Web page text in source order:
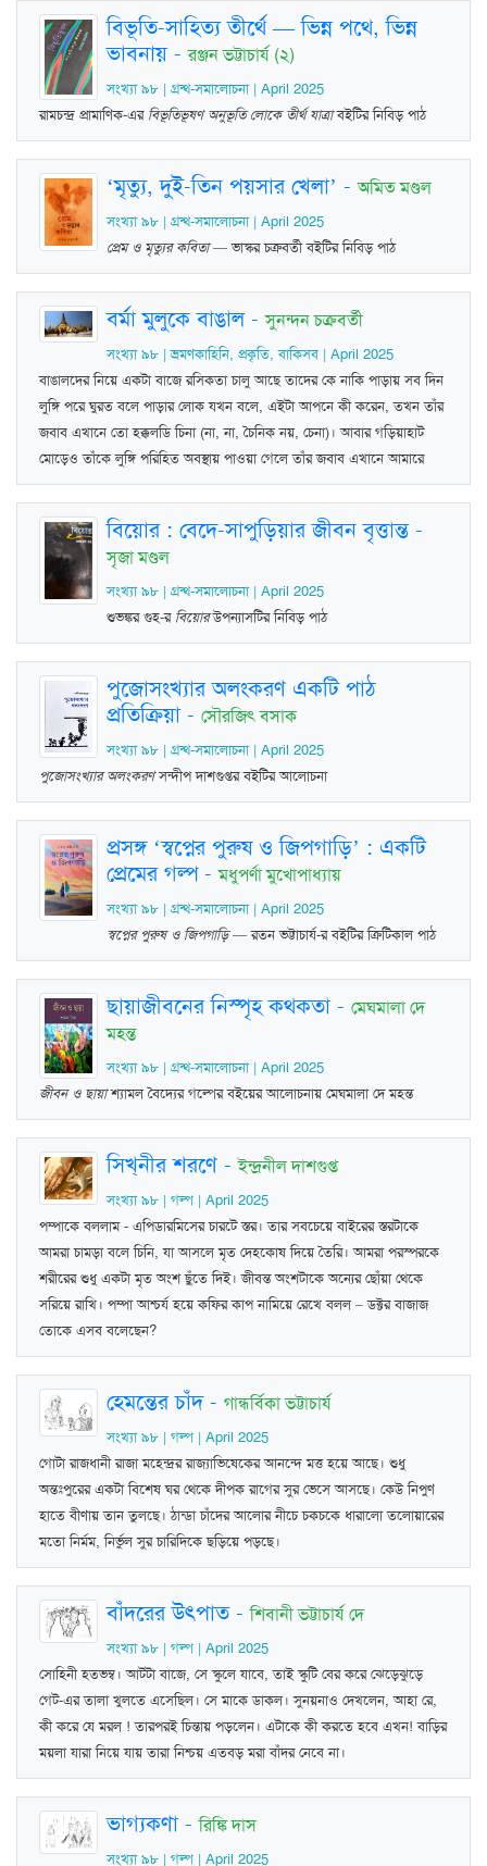
বিভূতি-সাহিত্য তীর্থে — ভিন্ন পথে, ভিন্ন
ভাবনায়-রঞ্জন ভট্টাচার্য (২)
সংখ্যা ৯৮ | গ্রন্থ-সমালোচনা | April 2025
রামচন্দ্র প্রামাণিক-এর বিভূতিভূষণ অনুভূতি লোকে তীর্থ যাত্রাবইটির নিবিড় পাঠ
‘মৃত্যু, দুই-তিন পয়সার খেলা’ -অমিত মণ্ডল
সংখ্যা ৯৮ | গ্রন্থ-সমালোচনা | April 2025
প্রেম ও মৃত্যুর কবিতা— ভাস্কর চক্রবর্তী বইটির নিবিড় পাঠ
বর্মা মুলুকে বাঙাল-সুনন্দন চক্রবর্তী
সংখ্যা ৯৮ | ভ্রমণকাহিনি, প্রকৃতি, বাকিসব | April 2025
বাঙালদের নিয়ে একটা বাজে রসিকতা চালু আছে তাদের কে নাকি পাড়ায় সব দিন
লুঙ্গি পরে ঘুরত বলে পাড়ার লোক যখন বলে, এইটা আপনে কী করেন, তখন তাঁর
জবাব এখানে তো হক্কলডি চিনা (না, না, চৈনিক নয়, চেনা)। আবার গড়িয়াহাট
মোড়েও তাঁকে লুঙ্গি পরিহিত অবস্থায় পাওয়া গেলে তাঁর জবাব এখানে আমারে
বিয়োর : বেদে-সাপুড়িয়ার জীবন বৃত্তান্ত-
সৃজা মণ্ডল
সংখ্যা ৯৮ | গ্রন্থ-সমালোচনা | April 2025
শুভঙ্কর গুহ-র বিয়োরউপন্যাসটির নিবিড় পাঠ
পুজোসংখ্যার অলংকরণ একটি পাঠ
প্রতিক্রিয়া - সৌরজিৎ বসাক
সংখ্যা ৯৮ | গ্রন্থ-সমালোচনা | April 2025
পুজোসংখ্যার অলংকরণসন্দীপ দাশগুপ্তর বইটির আলোচনা
প্রসঙ্গ ‘স্বপ্নের পুরুষ ও জিপগাড়ি’ : একটি
প্রেমের গল্প-মধুপর্ণা মুখোপাধ্যায়
সংখ্যা ৯৮ | গ্রন্থ-সমালোচনা | April 2025
স্বপ্নের পুরুষ ও জিপগাড়ি— রতন ভট্টাচার্য-র বইটির ক্রিটিকাল পাঠ
ছায়াজীবনের নিস্পৃহ কথকতা - মেঘমালা দে
মহন্ত
সংখ্যা ৯৮ | গ্রন্থ-সমালোচনা | April 2025
জীবন ও ছায়াশ্যামল বৈদ্যের গল্পের বইয়ের আলোচনায় মেঘমালা দে মহন্ত
সিখ্‌নীর শরণে -ইন্দ্রনীল দাশগুপ্ত
সংখ্যা ৯৮ | গল্প | April 2025
পম্পাকে বললাম - এপিডারমিসের চারটে স্তর। তার সবচেয়ে বাইরের স্তরটাকে
আমরা চামড়া বলে চিনি, যা আসলে মৃত দেহকোষ দিয়ে তৈরি। আমরা পরস্পরকে
শরীরের শুধু একটা মৃত অংশ ছুঁতে দিই। জীবন্ত অংশটাকে অন্যের ছোঁয়া থেকে
সরিয়ে রাখি। পম্পা আশ্চর্য হয়ে কফির কাপ নামিয়ে রেখে বলল – ডক্টর বাজাজ
তোকে এসব বলেছেন?
হেমন্তের চাঁদ - গান্ধর্বিকা ভট্টাচার্য
সংখ্যা ৯৮ | গল্প | April 2025
গোটা রাজধানী রাজা মহেন্দ্রর রাজ্যাভিষেকের আনন্দে মত্ত হয়ে আছে। শুধু
অন্তঃপুরের একটা বিশেষ ঘর থেকে দীপক রাগের সুর ভেসে আসছে। কেউ নিপুণ
হাতে বীণায় তান তুলছে। ঠান্ডা চাঁদের আলোর নীচে চকচকে ধারালো তলোয়ারের
মতো নির্মম, নির্ভুল সুর চারিদিকে ছড়িয়ে পড়ছে।
বাঁদরের উৎপাত-শিবানী ভট্টাচার্য দে
সংখ্যা ৯৮ | গল্প | April 2025
সোহিনী হতভম্ব। আটটা বাজে, সে স্কুলে যাবে, তাই স্কুটি বের করে ঝেড়েঝুড়ে
গেট-এর তালা খুলতে এসেছিল। সে মাকে ডাকল। সুনয়নাও দেখলেন, আহা রে,
কী করে যে মরল ! তারপরই চিন্তায় পড়লেন। এটাকে কী করতে হবে এখন! বাড়ির
ময়লা যারা নিয়ে যায় তারা নিশ্চয় এতবড় মরা বাঁদর নেবে না।
ভাগ্যকণা-রিঙ্কি দাস
সংখ্যা ৯৮ | গল্প | April 2025